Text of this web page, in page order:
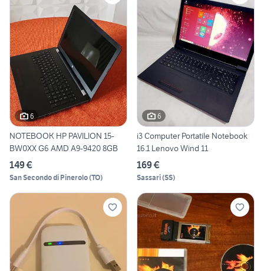
6
NOTEBOOK HP PAVILION 15-
BW0XX G6 AMD A9-9420 8GB
149 €
San Secondo di Pinerolo(TO)
6
i3 Computer Portatile Notebook
16.1 Lenovo Wind 11
169 €
Sassari(SS)